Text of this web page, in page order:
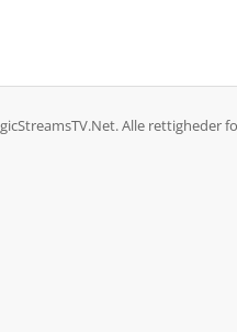
Alle rettigheder